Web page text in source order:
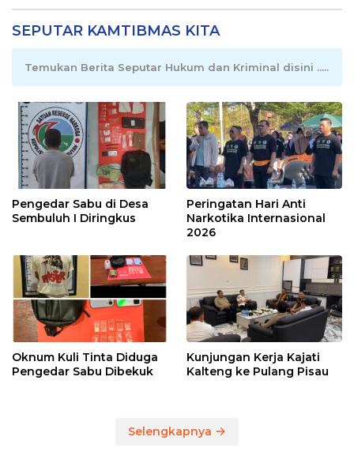
SEPUTAR KAMTIBMAS KITA
Temukan Berita Seputar Hukum dan Kriminal disini .....
Pengedar Sabu di Desa
Sembuluh I Diringkus
Peringatan Hari Anti
Narkotika Internasional
2026
Oknum Kuli Tinta Diduga
Pengedar Sabu Dibekuk
Kunjungan Kerja Kajati
Kalteng ke Pulang Pisau
Selengkapnya